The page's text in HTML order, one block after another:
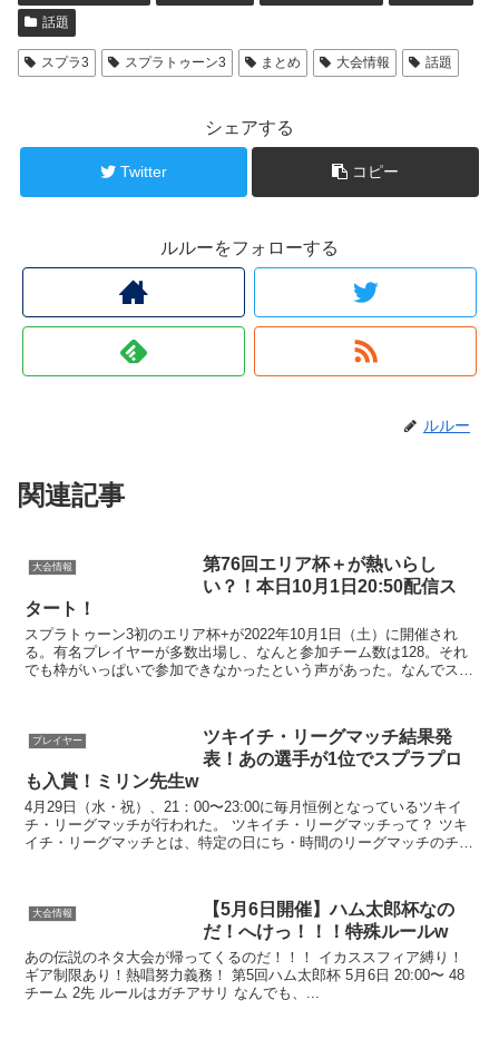
話題
スプラ3 スプラトゥーン3 まとめ 大会情報 話題
シェアする
Twitter コピー
ルルーをフォローする
ルルー
関連記事
大会情報
第76回エリア杯＋が熱いらし
い？！本日10月1日20:50配信ス
タート！
スプラトゥーン3初のエリア杯+が2022年10月1日（土）に開催され
る。有名プレイヤーが多数出場し、なんと参加チーム数は128。それ
でも枠がいっぱいで参加できなかったという声があった。なんでスプ
プレイヤー
ツキイチ・リーグマッチ結果発
表！あの選手が1位でスプラプロ
も入賞！ミリン先生w
4月29日（水・祝）、21：00〜23:00に毎月恒例となっているツキイ
チ・リーグマッチが行われた。 ツキイチ・リーグマッチって？ ツキ
イチ・リーグマッチとは、特定の日にち・時間のリーグマッチのチー
大会情報
【5月6日開催】ハム太郎杯なの
だ！へけっ！！！特殊ルールw
あの伝説のネタ大会が帰ってくるのだ！！！ イカススフィア縛り！
ギア制限あり！熱唱努力義務！ 第5回ハム太郎杯 5月6日 20:00〜 48
チーム 2先 ルールはガチアサリ なんでも、...